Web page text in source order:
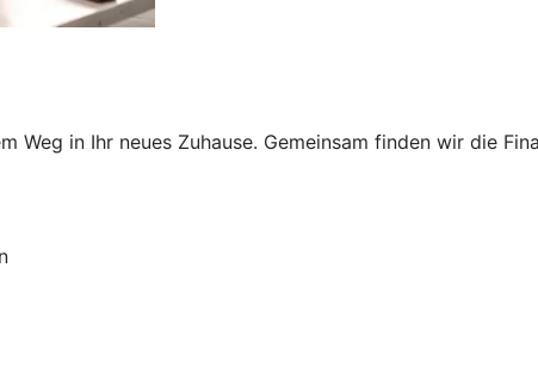
in Ihr neues Zuhause. Gemeinsam finden wir die